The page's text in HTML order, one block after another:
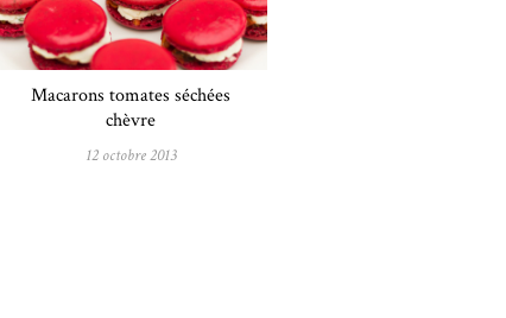
Macarons tomates séchées
chèvre
12 octobre 2013